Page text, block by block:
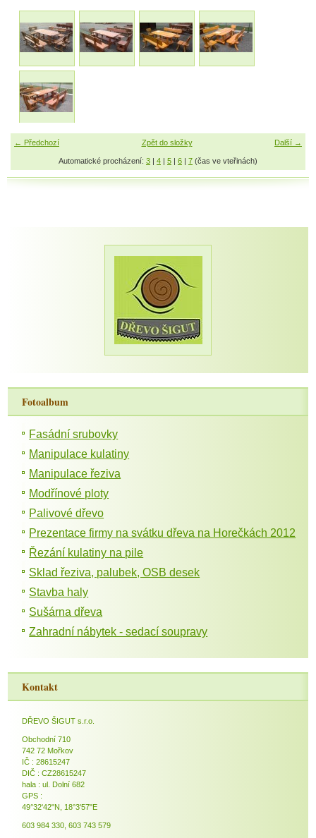
← Předchozí Další →
Zpět do složky
Automatické procházení: 3 4 5 6 7 (čas ve vteřinách)
Fotoalbum
Fasádní srubovky
Manipulace kulatiny
Manipulace řeziva
Modřínové ploty
Palivové dřevo
Prezentace firmy na svátku dřeva na Horečkách 2012
Řezání kulatiny na pile
Sklad řeziva, palubek, OSB desek
Stavba haly
Sušárna dřeva
Zahradní nábytek - sedací soupravy
Kontakt
DŘEVO ŠIGUT s.r.o.
Obchodní 710
742 72 Mořkov
IČ : 28615247
DIČ : CZ28615247
hala : ul. Dolní 682
GPS :
49°32'42"N, 18°3'57"E
603 984 330, 603 743 579